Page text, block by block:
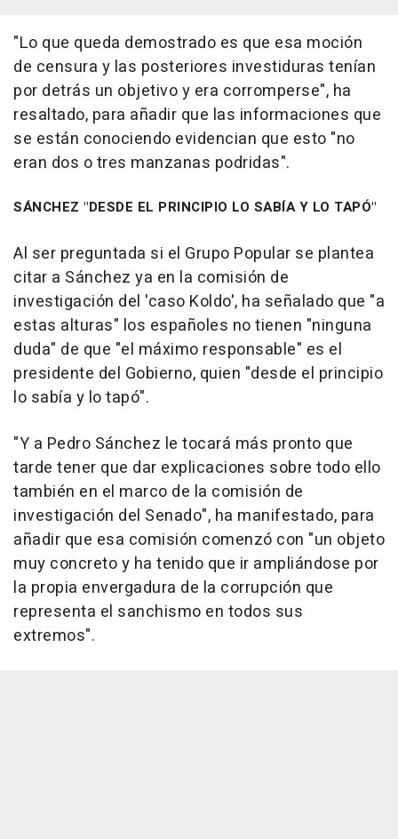
"Lo que queda demostrado es que esa moción
de censura y las posteriores investiduras tenían
por detrás un objetivo y era corromperse", ha
resaltado, para añadir que las informaciones que
se están conociendo evidencian que esto "no
eran dos o tres manzanas podridas".
SÁNCHEZ "DESDE EL PRINCIPIO LO SABÍA Y LO TAPÓ"
Al ser preguntada si el Grupo Popular se plantea
citar a Sánchez ya en la comisión de
investigación del 'caso Koldo', ha señalado que "a
estas alturas" los españoles no tienen "ninguna
duda" de que "el máximo responsable" es el
presidente del Gobierno, quien "desde el principio
lo sabía y lo tapó".
"Y a Pedro Sánchez le tocará más pronto que
tarde tener que dar explicaciones sobre todo ello
también en el marco de la comisión de
investigación del Senado", ha manifestado, para
añadir que esa comisión comenzó con "un objeto
muy concreto y ha tenido que ir ampliándose por
la propia envergadura de la corrupción que
representa el sanchismo en todos sus
extremos".